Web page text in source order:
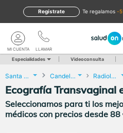
te regalamos -
Regístrate
LLAMAR
MI CUENTA
Especialidades Videoconsulta
Santa Cruz de Tenerife Candelaria Radiología
Ecografía Transvaginal
Seleccionamos para ti los
médicos con precios desde 88